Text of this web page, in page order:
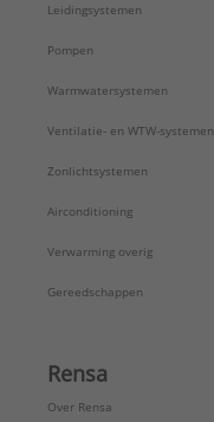
Leidingsystemen
Pompen
Warmwatersystemen
Ventilatie- en WTW-systemen
Zonlichtsystemen
Airconditioning
Verwarming overig
Gereedschappen
Rensa
Over Rensa